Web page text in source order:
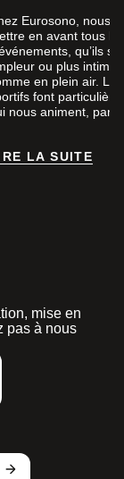
Eurosono, nous
en avant tous
qu’ils
ou plus
en plein air.
font
nous animent, par...
LA SUITE
mise en
pas à nous